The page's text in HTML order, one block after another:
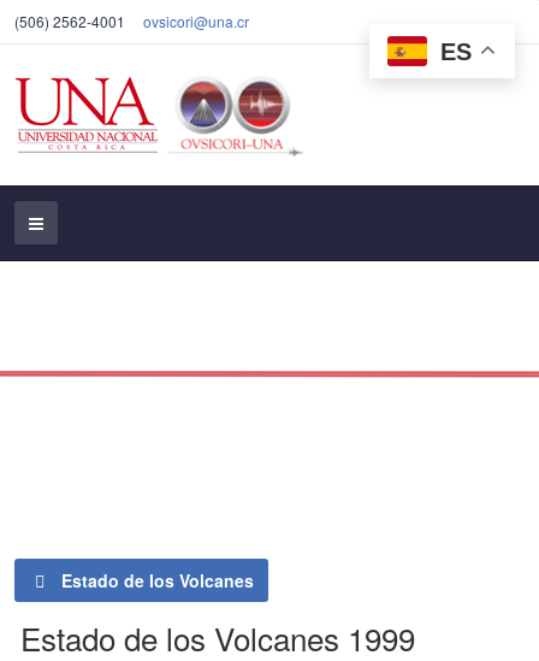
(506) 2562-4001 ovsicori@una.cr
ES
Estado de los Volcanes
Estado de los Volcanes 1999